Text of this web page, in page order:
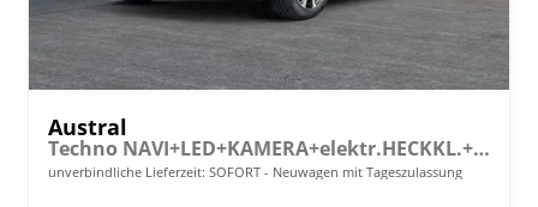
Austral
Techno NAVI+LED+KAMERA+elektr.HECKKL.+19"LM
unverbindliche Lieferzeit: SOFORT Neuwagen mit Tageszulassung